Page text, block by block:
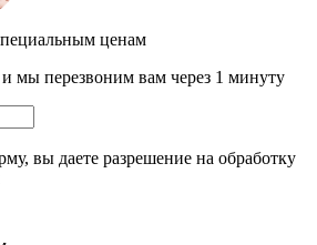
ценам
мы перезвоним вам через 1 минуту
вы даете разрешение на обработку